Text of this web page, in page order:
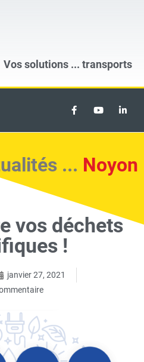
Vos solutions ... transports
... Noyon
vos déchets
!
janvier 27, 2021